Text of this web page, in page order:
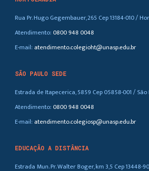
Rua Pr. Hugo Gegembauer, 265 Cep 13184-010 /
Atendimento:0800 948 0048
E-mail: atendimento.colegioht@unasp.edu.br
SÃO PAULO SEDE
Estrada de Itapecerica, 5859 Cep 05858-001 / São
Atendimento:0800 948 0048
E-mail: atendimento.colegiosp@unasp.edu.br
EDUCAÇÃO A DISTÂNCIA
Estrada Mun. Pr. Walter Boger, km 3,5 Cep 13448-